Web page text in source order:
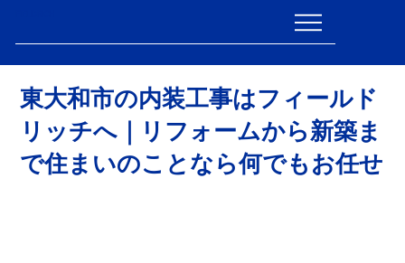
東大和市の内装工事はフィールド
リッチへ｜リフォームから新築ま
で住まいのことなら何でもお任せ